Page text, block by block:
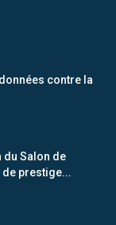
contre la
du Salon de
prestige...